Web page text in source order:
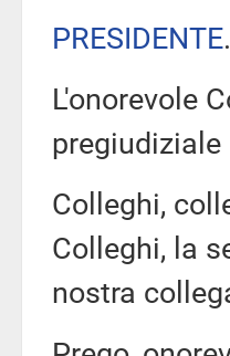
PRESIDENTE
L'onorevole
pregiudiziale
Colleghi,
Colleghi, la
nostra